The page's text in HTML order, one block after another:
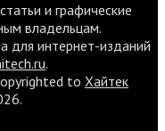
и графические
владельцам.
для интернет-изданий
.
to Хайтек